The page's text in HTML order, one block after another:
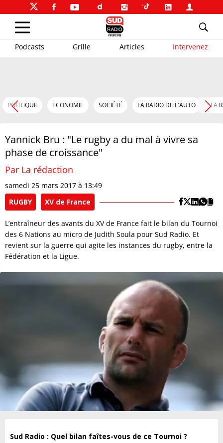
Podcasts Grille Articles Intervenez
POLITIQUE ECONOMIE SOCIÉTÉ LA RADIO DE L'AUTO LA
Yannick Bru : "Le rugby a du mal à vivre sa
phase de croissance"
Par La rédaction
samedi 25 mars 2017 à 13:49
RUGBY
XV de France
L’entraîneur des avants du XV de France fait le bilan du Tournoi
des 6 Nations au micro de Judith Soula pour Sud Radio. Et
revient sur la guerre qui agite les instances du rugby, entre la
Fédération et la Ligue.
Sud Radio : Quel bilan faîtes-vous de ce Tournoi ?